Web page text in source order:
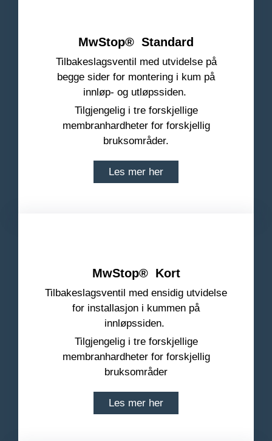
MwStop® Standard
Tilbakeslagsventil med utvidelse på
begge sider for montering i kum på
innløp- og utløpssiden.
Tilgjengelig i tre forskjellige
membranhardheter for forskjellig
bruksområder.
Les mer her
MwStop® Kort
Tilbakeslagsventil med ensidig utvidelse
for installasjon i kummen på
innløpssiden.
Tilgjengelig i tre forskjellige
membranhardheter for forskjellig
bruksområder
Les mer her